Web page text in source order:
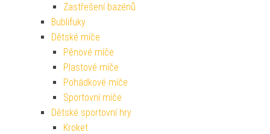
Zastřešení bazénů
Bublifuky
Dětské míče
Pěnové míče
Plastové míče
Pohádkové míče
Sportovní míče
Dětské sportovní hry
Kroket